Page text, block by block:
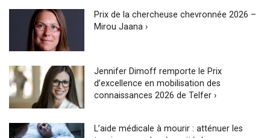
Prix de la chercheuse chevronnée 2026 –
Mirou Jaana ›
Jennifer Dimoff remporte le Prix
d’excellence en mobilisation des
connaissances 2026 de Telfer ›
L’aide médicale à mourir : atténuer les